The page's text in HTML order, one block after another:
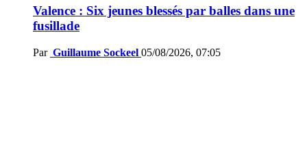
Valence : Six jeunes blessés par balles dans une
fusillade
Par Guillaume Sockeel 05/08/2026, 07:05